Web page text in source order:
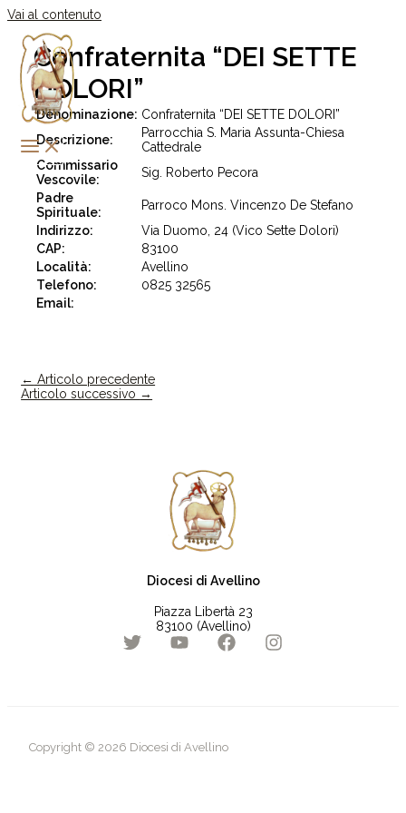
Vai al contenuto
Confraternita “DEI SETTE
DOLORI”
Denominazione: Confraternita “DEI SETTE DOLORI”
Descrizione:
Parrocchia S. Maria Assunta-Chiesa
Cattedrale
Commissario
Vescovile:
Sig. Roberto Pecora
Padre
Spirituale:
Parroco Mons. Vincenzo De Stefano
Indirizzo:
Via Duomo, 24 (Vico Sette Dolori)
CAP:
83100
Località:
Avellino
Telefono:
0825 32565
Email:
← Articolo precedente
Articolo successivo →
Diocesi di Avellino
Piazza Libertà 23
83100 (Avellino)
Copyright © 2026 Diocesi di Avellino